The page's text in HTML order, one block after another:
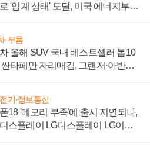
'임계 상태' 도달, 미국 에너지부
·부품
올해 SUV 국내 베스트셀러 톱10
타페만 자리매김, 그랜저·아반떼
기·정보통신
18 '메모리 부족'에 출시 지연되나,
스플레이 LG디스플레이 LG이노